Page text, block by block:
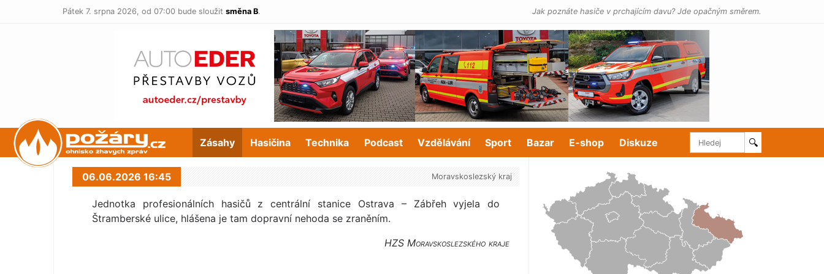
Pátek 7. srpna 2026, od 07:00 bude sloužit směna B. Jak poznáte hasiče v prchajícím davu? Jde opačným směrem.
POŽÁRY.cz Zásahy Hasičina Technika Podcast Vzdělávání Sport Bazar E-shop Diskuze 🔍
06.06.2026 16:45 Moravskoslezský kraj
Jednotka profesionálních hasičů z centrální stanice Ostrava – Zábřeh vyjela do
Štramberské ulice, hlášena je tam dopravní nehoda se zraněním.
HZS Moravskoslezského kraje